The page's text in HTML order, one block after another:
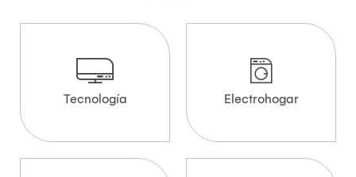
Tecnología Electrohogar